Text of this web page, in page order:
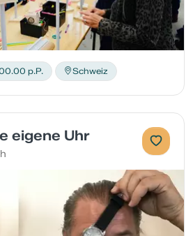
p.P. Schweiz
eigene Uhr